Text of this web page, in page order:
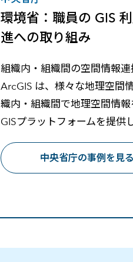
環境省：職員の GIS
進への取り組み
組織内・組織間の空間情報連
ArcGIS は、様々な地理空間
織内・組織間で地理空間情
GISプラットフォームを提供し
中央省庁の事例を見る